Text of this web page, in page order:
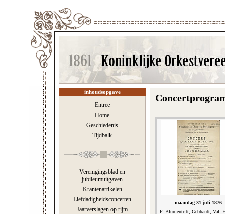
inhoudsopgave
Entree
Home
Geschiedenis
Tijdbalk
Verenigingsblad en
jubileumuitgaven
Krantenartikelen
Liefdadigheidsconcerten
Jaarverslagen op rijm
maandag 31 juli 1876
F. Blumentritt, Gebhardt, Val.